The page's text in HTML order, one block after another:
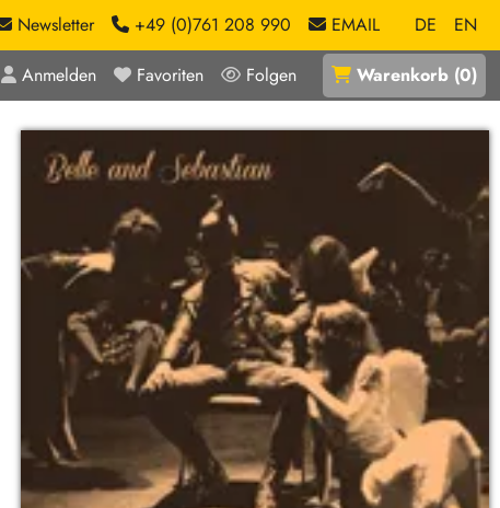
Newsletter +49 (0)761 208 990 EMAIL DE
EN
Anmelden Favoriten Folgen Warenkorb (0)